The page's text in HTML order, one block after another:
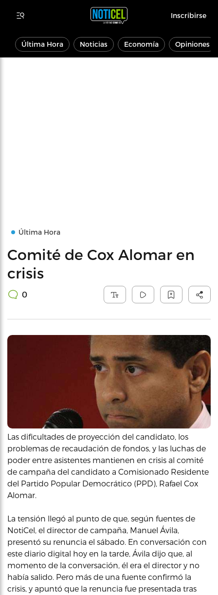
Inscribirse
Última Hora Noticias Economía Opiniones
Última Hora
Comité de Cox Alomar en
crisis
0
Las dificultades de proyección del candidato, los
problemas de recaudación de fondos, y las luchas de
poder entre asistentes mantienen en crisis al comité
de campaña del candidato a Comisionado Residente
del Partido Popular Democrático (PPD), Rafael Cox
Alomar.
La tensión llegó al punto de que, según fuentes de
NotiCel, el director de campaña, Manuel Ávila,
presentó su renuncia el sábado. En conversación con
este diario digital hoy en la tarde, Ávila dijo que, al
momento de la conversación, él era el director y no
había salido. Pero más de una fuente confirmó la
crisis, y apuntó que la renuncia fue presentada tras